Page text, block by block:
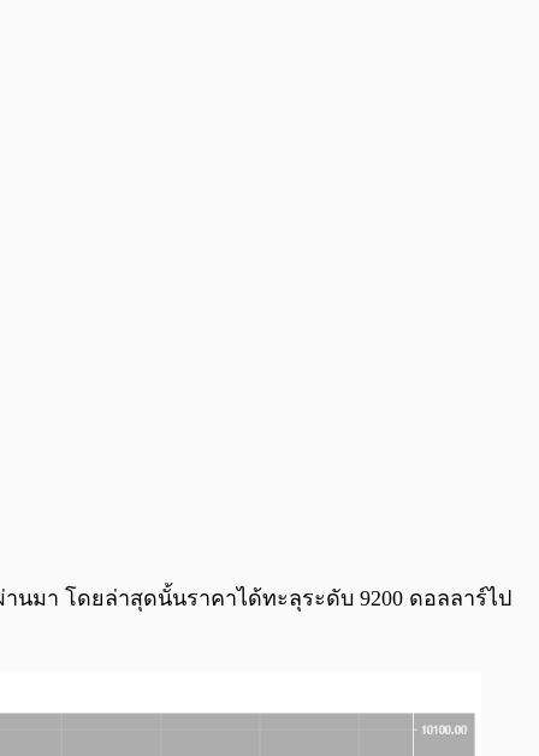
0:00/
นมา โดยล่าสุดนั้นราคาได้ทะลุระดับ 9200 ดอลลาร์ไป